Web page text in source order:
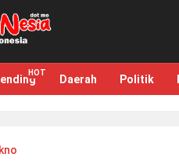
Daerah Politik